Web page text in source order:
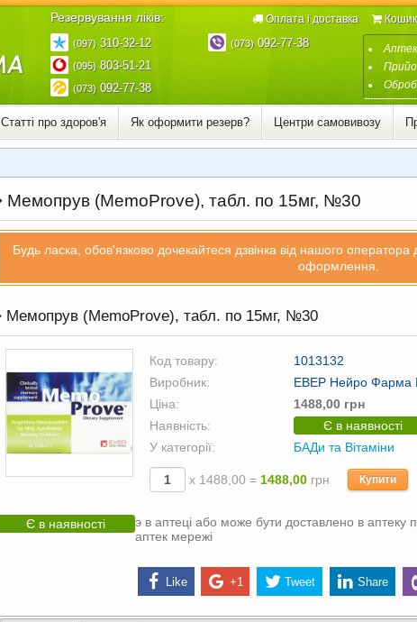
Резервування ліків:
(097)310-32-12
(095)803-51-21
(073)092-77-38
(073)092-77-38
Оплата і доставка Кошик
Статті про здоров'я Як оформити резерв? Центри самовивозу
Мемопрув (MemoProve), табл. по 15мг, №30
Будь ласка, обов'язково дочекайтеся дзвінка від нашого
оформлення.
Мемопрув (MemoProve), табл. по 15мг, №30
Код товару:
1013132
Виробник:
ЕВЕР Нейро Фарма
Ціна:
1488,00 грн
Наявність:
Є в наявності
У категорії:
БАДи та Вітаміни
х 1488,00 = 1488,00 грн Купити
Є в наявності
э в аптеці або може бути доставлено в аптеку
аптек мережі
Like +1 Tweet Share